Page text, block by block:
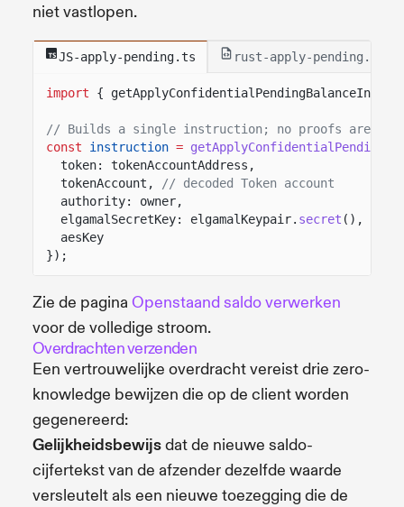
niet vastlopen.
JS-apply-pending.ts rust-apply-pending.rs
import {
// Builds a single instruction; no proofs are
const
instruction =
token: tokenAccountAddress,
tokenAccount,
// decoded Token account
authority: owner,
elgamalSecretKey: elgamalKeypair. secret (),
aesKey
});
Zie de pagina Openstaand saldo verwerken
voor de volledige stroom.
Overdrachten verzenden
Een vertrouwelijke overdracht vereist drie zero-
knowledge bewijzen die op de client worden
gegenereerd:
Gelijkheidsbewijsdat de nieuwe saldo-
cijfertekst van de afzender dezelfde waarde
versleutelt als een nieuwe toezegging die de